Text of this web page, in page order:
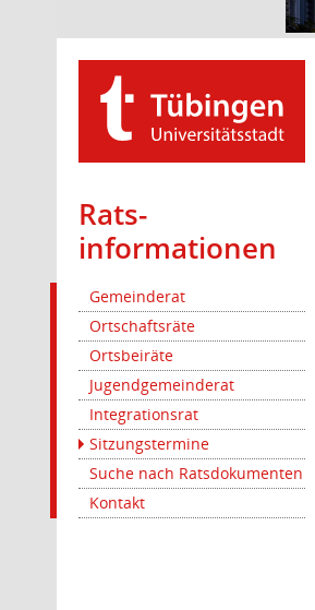
Rats­
informationen
Gemeinderat
Ortschaftsräte
Ortsbeiräte
Jugendgemeinderat
Integrationsrat
Sitzungstermine
Suche nach Ratsdokumenten
Kontakt